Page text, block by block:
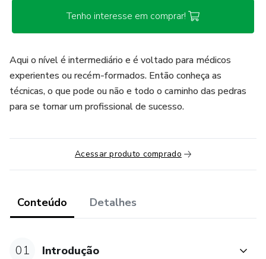
Tenho interesse em comprar!
Aqui o nível é intermediário e é voltado para médicos
experientes ou recém-formados. Então conheça as
técnicas, o que pode ou não e todo o caminho das pedras
para se tornar um profissional de sucesso.
Acessar produto comprado
Conteúdo Detalhes
01 Introdução